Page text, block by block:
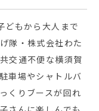
どもから大人まで
隊・株式会社わた
交通不便な横須賀
車場やシャトルバ
くりブースが回れ